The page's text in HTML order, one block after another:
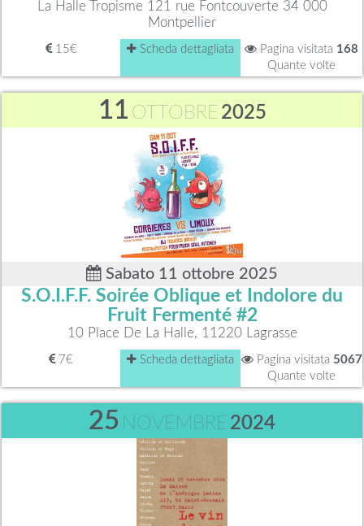
La Halle Tropisme 121 rue Fontcouverte 34 000
Montpellier
15€ Scheda dettagliata Pagina visitata 168
Quante volte
11 OTTOBRE 2025
Sabato 11 ottobre 2025
S.O.I.F.F. Soirée Oblique et Indolore du
Fruit Fermenté #2
10 Place De La Halle, 11220 Lagrasse
7€ Scheda dettagliata Pagina visitata 5067
Quante volte
25 NOVEMBRE 2024